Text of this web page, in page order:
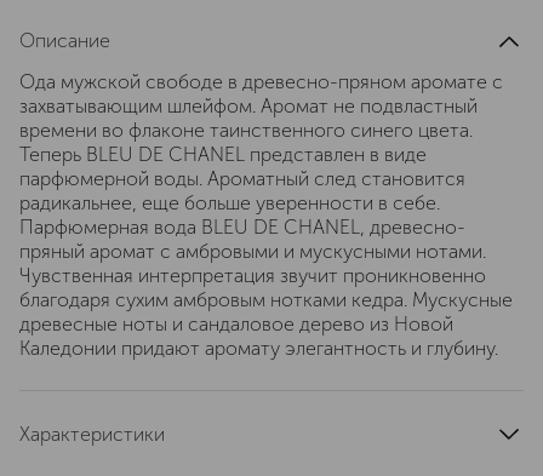
Описание
Ода мужской свободе в древесно-пряном аромате с
захватывающим шлейфом. Аромат не подвластный
времени во флаконе таинственного синего цвета.
Теперь BLEU DE CHANEL представлен в виде
парфюмерной воды. Ароматный след становится
радикальнее, еще больше уверенности в себе.
Парфюмерная вода BLEU DE CHANEL, древесно-
пряный аромат с амбровыми и мускусными нотами.
Чувственная интерпретация звучит проникновенно
благодаря сухим амбровым нотками кедра. Мускусные
древесные ноты и сандаловое дерево из Новой
Каледонии придают аромату элегантность и глубину.
Характеристики